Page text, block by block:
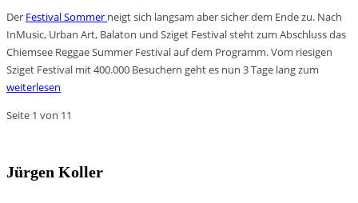
Der Festival Sommer neigt sich langsam aber sicher dem Ende zu. Nach
InMusic, Urban Art, Balaton und Sziget Festival steht zum Abschluss das
Chiemsee Reggae Summer Festival auf dem Programm. Vom riesigen
Sziget Festival mit 400.000 Besuchern geht es nun 3 Tage lang zum
weiterlesen
Seite 1 von 11
Jürgen Koller